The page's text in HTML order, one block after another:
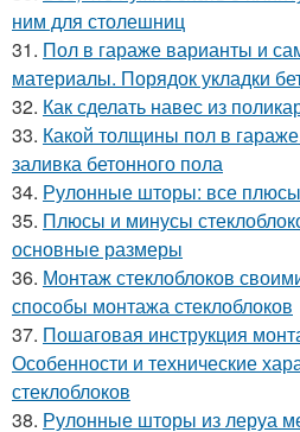
ним для столешниц
31. Пол в гараже варианты и
материалы. Порядок укладки
32. Как сделать навес из
33. Какой толщины пол в
заливка бетонного пола
34. Рулонные шторы: все
35. Плюсы и минусы
основные размеры
36. Монтаж стеклоблоков
способы монтажа стеклоблоков
37. Пошаговая инструкция
Особенности и технические
стеклоблоков
38. Рулонные шторы из леруа